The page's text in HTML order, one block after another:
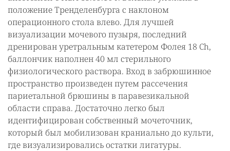
положение Тренделенбурга с наклоном
операционного стола влево. Для лучшей
визуализации мочевого пузыря, последний
дренирован уретральным катетером Фолея 18 Ch,
баллончик наполнен 40 мл стерильного
физиологического раствора. Вход в забрюшинное
пространство произведен путем рассечения
париетальной брюшины в паравезикальной
области справа. Достаточно легко был
идентифицирован собственный мочеточник,
который был мобилизован краниально до культи,
где визуализировались остатки лигатуры.